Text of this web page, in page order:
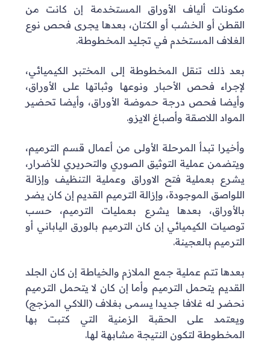
مكونات ألياف الأوراق المستخدمة إن كانت من
القطن أو الخشب أو الكتان، بعدها يجرى فحص نوع
الغلاف المستخدم في تجليد المخطوطة.
بعد ذلك تنقل المخطوطة إلى المختبر الكيميائي،
لإجراء فحص الأحبار ونوعها وثباتها على الأوراق،
وأيضا فحص درجة حموضة الأوراق، وأيضا تحضير
المواد اللاصقة وأصباغ الايزو.
وأخيرا تبدأ المرحلة الأولى من أعمال قسم الترميم،
ويتضمن عملية التوثيق الصوري والتحريري للأضرار،
يشرع بعملية فتح الاوراق وعملية التنظيف وإزالة
اللواصق الموجودة، وإزالة الترميم القديم إن كان يضر
بالأوراق، بعدها يشرع بعمليات الترميم، حسب
توصيات الكيميائي إن كان الترميم بالورق الياباني أو
الترميم بالعجينة.
بعدها تتم عملية جمع الملازم والخياطة إن كان الجلد
القديم يتحمل الترميم وأما إن كان لا يتحمل الترميم
نحضر له غلافا جديدا يسمى بغلاف (اللاكي المزجج)
ويعتمد على الحقبة الزمنية التي كتبت بها
المخطوطة لتكون النتيجة مشابهة لها.